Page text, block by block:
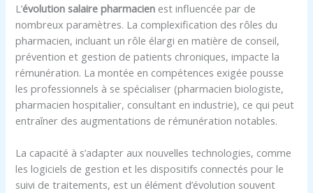
L’évolution salaire pharmacien est influencée par de
nombreux paramètres. La complexification des rôles du
pharmacien, incluant un rôle élargi en matière de conseil,
prévention et gestion de patients chroniques, impacte la
rémunération. La montée en compétences exigée pousse
les professionnels à se spécialiser (pharmacien biologiste,
pharmacien hospitalier, consultant en industrie), ce qui peut
entraîner des augmentations de rémunération notables.
La capacité à s’adapter aux nouvelles technologies, comme
les logiciels de gestion et les dispositifs connectés pour le
suivi de traitements, est un élément d’évolution souvent